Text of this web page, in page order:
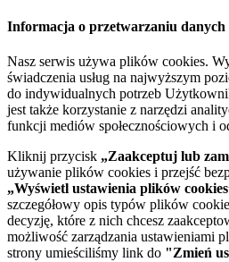
Informacja o przetwarzaniu danych
Nasz serwis używa plików cookies.
świadczenia usług na najwyższym
do indywidualnych potrzeb
jest także korzystanie z narzędzi
funkcji mediów społecznościowych i
Kliknij przycisk „Zaakceptuj lub
używanie plików cookies i przejść
„Wyświetl ustawienia plików
szczegółowy opis typów plików
decyzję, które z nich chcesz
możliwość zarządzania ustawieniami
strony umieściliśmy link do "Zmień